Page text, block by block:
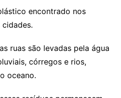
encontrado nos
ruas são levadas pela água
córregos e rios,
oceano.